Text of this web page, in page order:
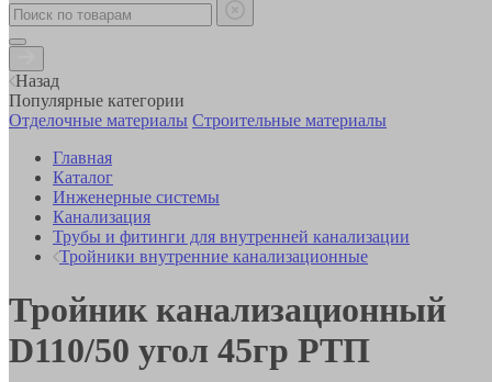
Назад
Популярные категории
Отделочные материалы Строительные материалы
Главная
Каталог
Инженерные системы
Канализация
Трубы и фитинги для внутренней канализации
Тройники внутренние канализационные
Тройник канализационный
D110/50 угол 45гр РТП